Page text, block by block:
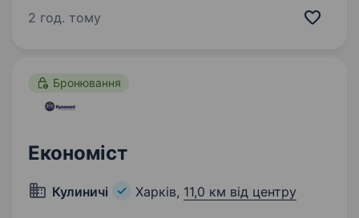
команди Менеджера із постачання. Якщо
2 год. тому
Бронювання
Економіст
Кулиничі Харків, 11,0 км від центру